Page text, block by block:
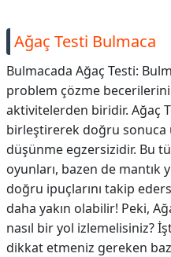
Ağaç Testi Bulmaca
Bulmacada Ağaç Testi:
problem çözme
aktivitelerden biridir. Ağaç
birleştirerek doğru sonuca
düşünme egzersizidir. Bu
oyunları, bazen de
doğru ipuçlarını takip
daha yakın olabilir! Peki,
nasıl bir yol izlemelisiniz?
dikkat etmeniz gereken